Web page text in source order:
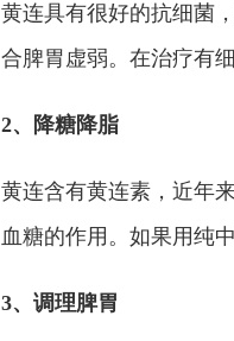
黄连具有很好的抗细菌
合脾胃虚弱。在治疗有
2、降糖降脂
黄连含有黄连素，近年
血糖的作用。如果用纯
3、调理脾胃